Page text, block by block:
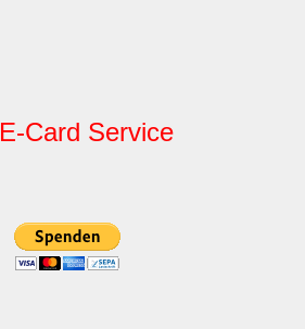
E-Card Service